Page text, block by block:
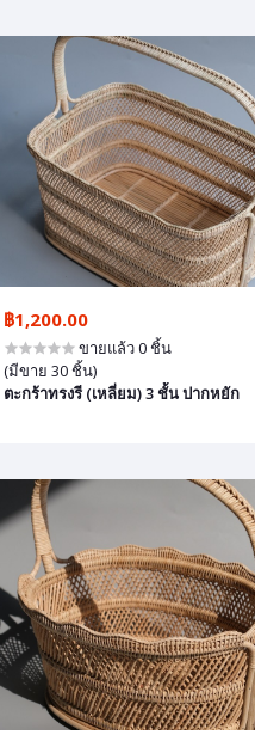
฿1,200.00
ขายแล้ว 0 ชิ้น
(มีขาย 30 ชิ้น)
ตะกร้าทรงรี (เหลี่ยม) 3 ชั้น ปากหยัก